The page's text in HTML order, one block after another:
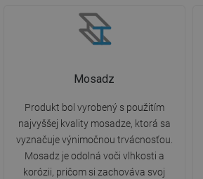
Mosadz
Produkt bol vyrobený s použitím
najvyššej kvality mosadze, ktorá sa
vyznačuje výnimočnou trvácnosťou.
Mosadz je odolná voči vlhkosti a
korózii, pričom si zachováva svoj